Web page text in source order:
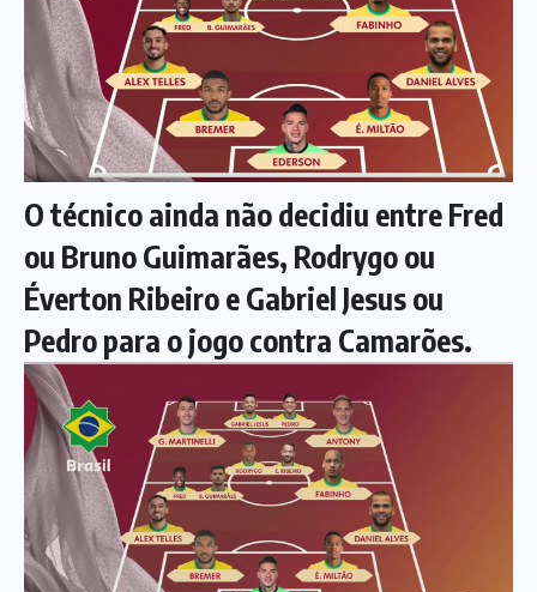
O técnico ainda não decidiu entre Fred
ou Bruno Guimarães, Rodrygo ou
Éverton Ribeiro e Gabriel Jesus ou
Pedro para o jogo contra Camarões.